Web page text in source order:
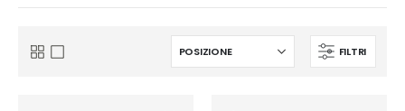
Mostra
FILTRI